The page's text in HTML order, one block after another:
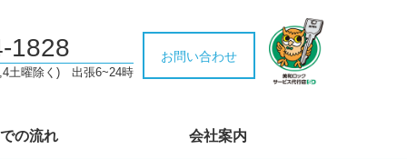
1828
土曜除く) 出張6~24時
お問い合わせ
の流れ 会社案内